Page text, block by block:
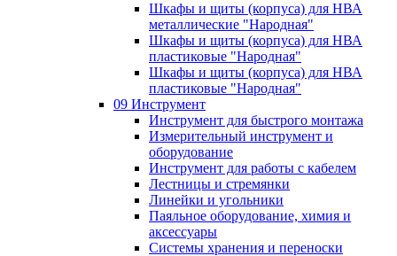
Шкафы и щиты (корпуса) для НВА
металлические "Народная"
Шкафы и щиты (корпуса) для НВА
пластиковые "Народная"
Шкафы и щиты (корпуса) для НВА
пластиковые "Народная"
09 Инструмент
Инструмент для быстрого монтажа
Измерительный инструмент и
оборудование
Инструмент для работы с кабелем
Лестницы и стремянки
Линейки и угольники
Паяльное оборудование, химия и
аксессуары
Системы хранения и переноски